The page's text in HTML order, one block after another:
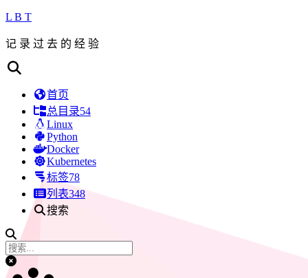
L B T
记 录 过 去 的 经 验
首页
总目录54
Linux
Python
Docker
Kubernetes
标签78
列表348
搜索